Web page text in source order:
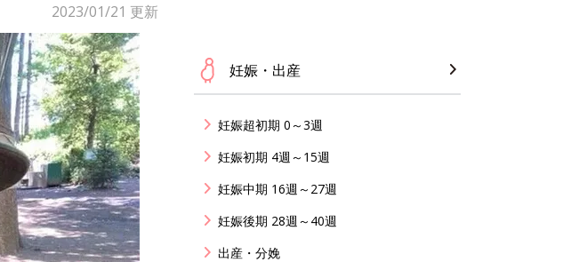
2023/01/21 更新
妊娠・出産
妊娠超初期 0～3週
妊娠初期 4週～15週
妊娠中期 16週～27週
妊娠後期 28週～40週
出産・分娩